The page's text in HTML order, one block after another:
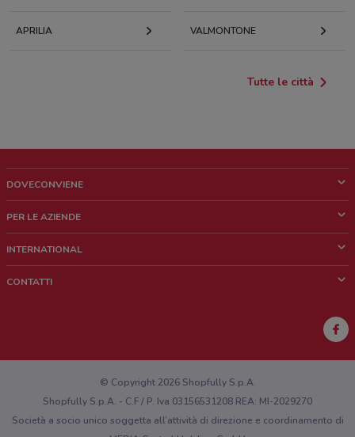
APRILIA VALMONTONE
Tutte le città
DOVECONVIENE
Chi siamo
Lavora con noi
PER LE AZIENDE
Richieste commerciali e marketing
INTERNATIONAL
CONTATTI
Hai un malfunzionamento sul web o sull'app?
© Copyright 2026 Shopfully S.p.A.
Shopfully S.p.A. - C.F / P. Iva 03156531208 REA: MI-2029270
Società a socio unico soggetta all’attività di direzione e coordinamento di